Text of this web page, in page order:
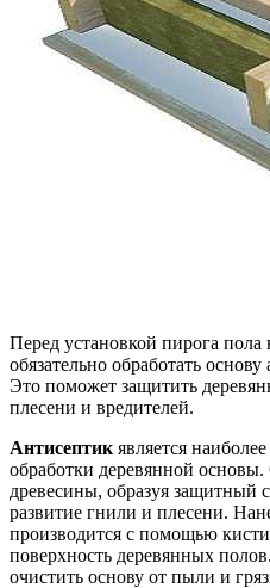
Перед установкой пирога
обязательно обработать
Это поможет защитить
плесени и вредителей.
Антисептик является
обработки деревянной
древесины, образуя защитный
развитие гнили и плесени.
производится с помощью
поверхность деревянных
очистить основу от пыли и